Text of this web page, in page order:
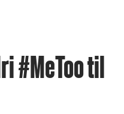
#MeToo til